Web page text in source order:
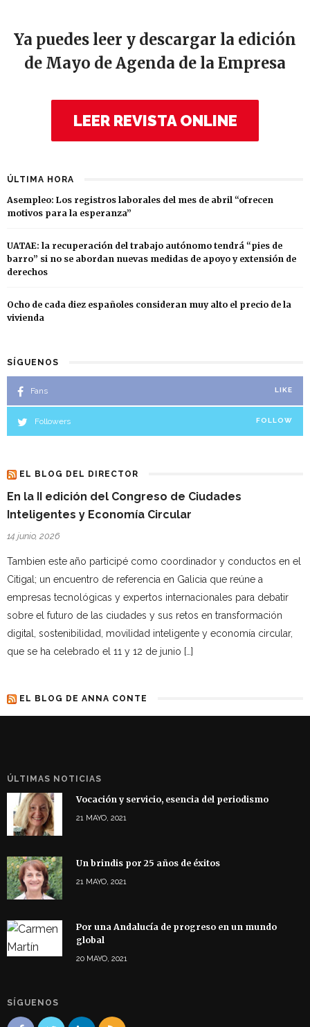
Ya puedes leer y descargar la edición
de Mayo de Agenda de la Empresa
LEER REVISTA ONLINE
ÚLTIMA HORA
Asempleo: Los registros laborales del mes de abril “ofrecen
motivos para la esperanza”
UATAE: la recuperación del trabajo autónomo tendrá “pies de
barro” si no se abordan nuevas medidas de apoyo y extensión de
derechos
Ocho de cada diez españoles consideran muy alto el precio de la
vivienda
SÍGUENOS
Fans LIKE
Followers FOLLOW
EL BLOG DEL DIRECTOR
En la II edición del Congreso de Ciudades
Inteligentes y Economía Circular
14 junio, 2026
Tambien este año participé como coordinador y conductos en el
Citigal; un encuentro de referencia en Galicia que reúne a
empresas tecnológicas y expertos internacionales para debatir
sobre el futuro de las ciudades y sus retos en transformación
digital, sostenibilidad, movilidad inteligente y economía circular,
que se ha celebrado el 11 y 12 de junio […]
EL BLOG DE ANNA CONTE
ÚLTIMAS NOTICIAS
Vocación y servicio, esencia del periodismo
21 MAYO, 2021
Un brindis por 25 años de éxitos
21 MAYO, 2021
Por una Andalucía de progreso en un mundo
global
20 MAYO, 2021
SÍGUENOS